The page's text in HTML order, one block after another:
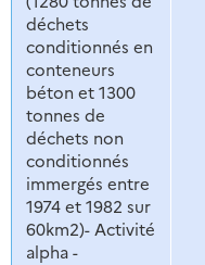
déchets
conditionnés en
conteneurs
béton et 1300
tonnes de
déchets non
conditionnés
immergés entre
1974 et 1982 sur
60km2)- Activité
alpha -